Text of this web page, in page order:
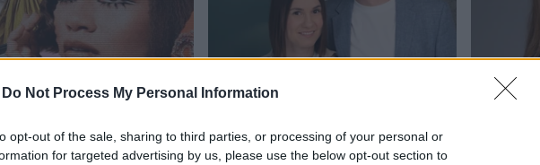
Do Not Process My Personal Information
opt-out of the sale, sharing to third parties, or processing of your personal or
for targeted advertising by us, please use the below opt-out section to
KULTÚRA